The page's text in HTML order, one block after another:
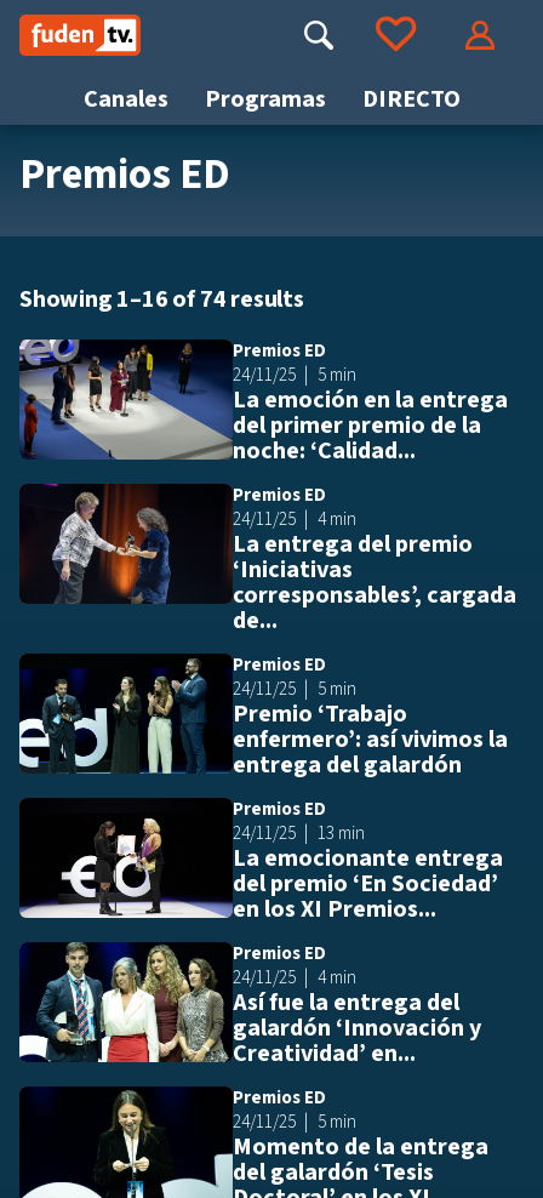
Saltar
contenido
Canales Programas DIRECTO
Buscar Ir a tus favoritos
Premios ED
Showing 1–16 of 74 results
Premios ED
24/11/25
5 min
La emoción en la entrega
del primer premio de la
noche: ‘Calidad...
Premios ED
24/11/25
4 min
La entrega del premio
‘Iniciativas
corresponsables’, cargada
de...
Premios ED
24/11/25
5 min
Premio ‘Trabajo
enfermero’: así vivimos la
entrega del galardón
Premios ED
24/11/25
13 min
La emocionante entrega
del premio ‘En Sociedad’
en los XI Premios...
Premios ED
24/11/25
4 min
Así fue la entrega del
galardón ‘Innovación y
Creatividad’ en...
Premios ED
24/11/25
5 min
Momento de la entrega
del galardón ‘Tesis